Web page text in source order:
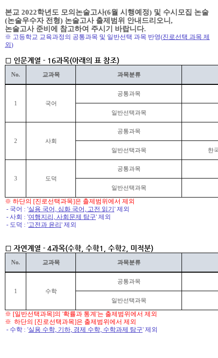
본교 2022학년도 모의논술고사(6월 시행예정) 및 수시모집 논술
(논술우수자 전형) 논술고사 출제범위 안내드리오니,
논술고사 준비에 참고하여 주시기 바랍니다.
※ 고등학교 교육과정의 공통과목 및 일반선택 과목 반영(진로선택 과목 제
외)
□ 인문계열 - 16과목(아래의 표 참조)
No. 교과목 과목분류
1 국어
공통과목
일반선택과목
2 사회
공통과목
일반선택과목 한
3 도덕
공통과목
일반선택과목
※ 하단의 [진로선택과목]은 출제범위에서 제외
- 국어 : '실용 국어, 심화 국어, 고전 읽기' 제외
- 사회 : '여행지리, 사회문제 탐구' 제외
- 도덕 : '고전과 윤리' 제외
□ 자연계열 - 4과목(수학, 수학1, 수학2, 미적분)
No. 교과목 과목분류
1 수학
공통과목
일반선택과목
※ [일반선택과목]의 '확률과 통계'는 출제범위에서 제외
※ 하단의 [진로선택과목]은 출제범위에서 제외
- 수학 : '실용 수학, 기하, 경제 수학, 수학과제 탐구' 제외